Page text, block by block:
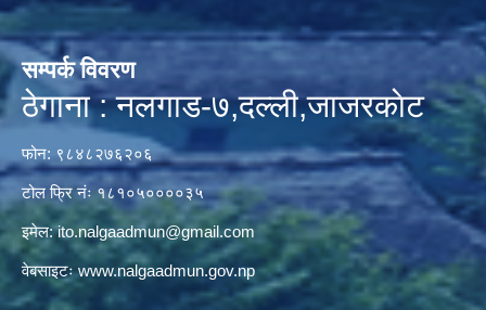
सम्पर्क विवरण
ठेगाना : नलगाड-७,दल्ली,जाजरकाेट
फोन: ९८४८२७६२०६
टोल फ्रि नंः १८१०५००००३५
इमेल:ito.nalgaadmun@gmail.com
वेबसाइटःwww.nalgaadmun.gov.np